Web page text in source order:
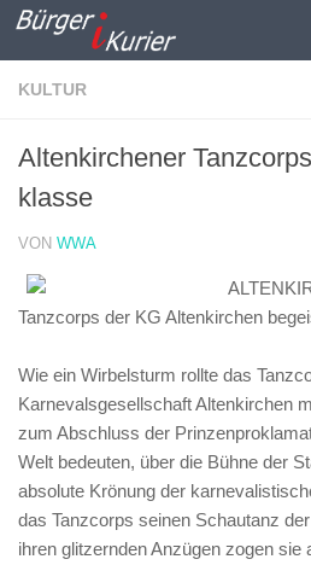
Zum Inhalt springen
KULTUR
Altenkirchener
klasse
VON WWA
Tanzcorps der KG Altenkirchen
Wie ein Wirbelsturm rollte das
Karnevalsgesellschaft Altenkirchen
zum Abschluss der
Welt bedeuten, über die Bühne der
absolute Krönung der
das Tanzcorps seinen Schautanz
ihren glitzernden Anzügen zogen sie